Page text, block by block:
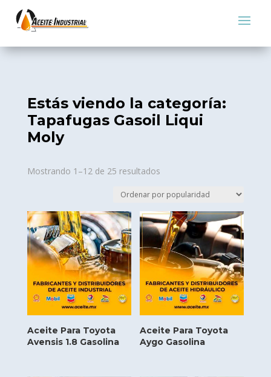
Estás viendo la categoría:
Tapafugas Gasoil Liqui
Moly
Mostrando 1–12 de 25 resultadosSorted
popularity
Aceite Para Toyota
Avensis 1.8 Gasolina
Aceite Para Toyota
Aygo Gasolina